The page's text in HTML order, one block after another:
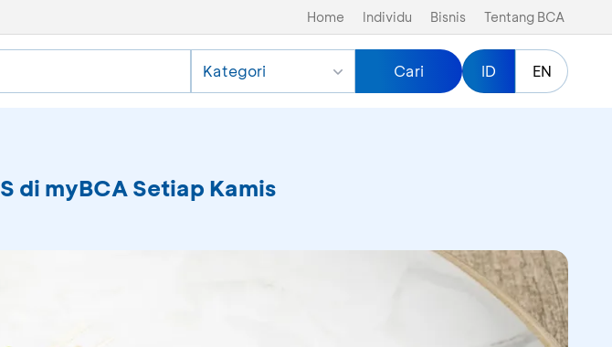
Home Individu Bisnis Tentang BCA
Kategori Cari ID EN
di myBCA Setiap Kamis